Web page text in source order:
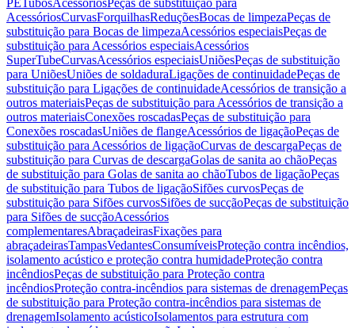
PETubosAcessóriosPeças de substituição para
AcessóriosCurvasForquilhasReduçõesBocas de limpezaPeças de
substituição para Bocas de limpezaAcessórios especiaisPeças de
substituição para Acessórios especiaisAcessórios
SuperTubeCurvasAcessórios especiaisUniõesPeças de substituição
para UniõesUniões de soldaduraLigações de continuidadePeças de
substituição para Ligações de continuidadeAcessórios de transição a
outros materiaisPeças de substituição para Acessórios de transição a
outros materiaisConexões roscadasPeças de substituição para
Conexões roscadasUniões de flangeAcessórios de ligaçãoPeças de
substituição para Acessórios de ligaçãoCurvas de descargaPeças de
substituição para Curvas de descargaGolas de sanita ao chãoPeças
de substituição para Golas de sanita ao chãoTubos de ligaçãoPeças
de substituição para Tubos de ligaçãoSifões curvosPeças de
substituição para Sifões curvosSifões de sucçãoPeças de substituição
para Sifões de sucçãoAcessórios
complementaresAbraçadeirasFixações para
abraçadeirasTampasVedantesConsumíveisProteção contra incêndios,
isolamento acústico e proteção contra humidadeProteção contra
incêndiosPeças de substituição para Proteção contra
incêndiosProteção contra-incêndios para sistemas de drenagemPeças
de substituição para Proteção contra-incêndios para sistemas de
drenagemIsolamento acústicoIsolamentos para estrutura com